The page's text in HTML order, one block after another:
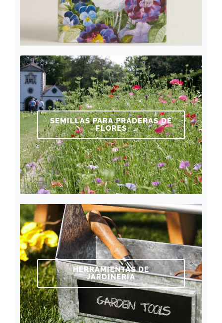
SEMILLAS PARA PRADERAS DE
FLORES
HERRAMIENTAS DE
JARDINERÍA